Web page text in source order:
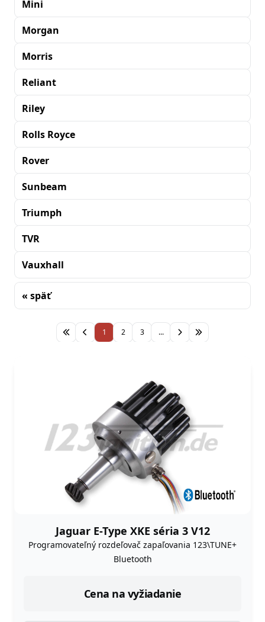
Mini
Morgan
Morris
Reliant
Riley
Rolls Royce
Rover
Sunbeam
Triumph
TVR
Vauxhall
« späť
1 2 3 ...
Jaguar E-Type XKE séria 3 V12
Programovateľný rozdeľovač zapaľovania 123\TUNE+
Bluetooth
Cena na vyžiadanie